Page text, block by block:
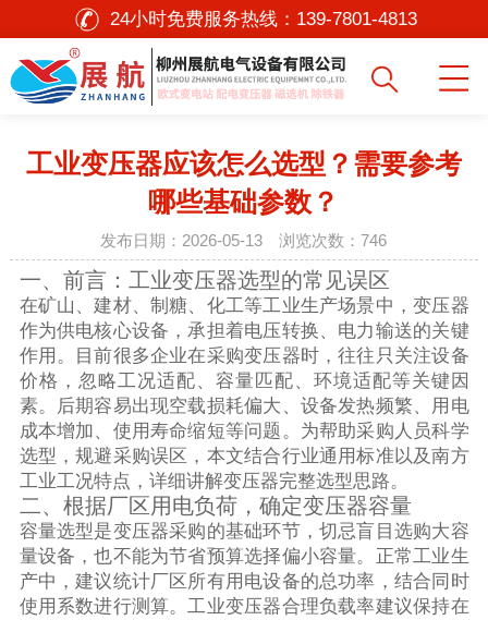
24小时免费服务热线： 139-7801-4813
工业变压器应该怎么选型？需要参考
哪些基础参数？
发布日期：2026-05-13 浏览次数：746
一、前言：工业变压器选型的常见误区
在矿山、建材、制糖、化工等工业生产场景中，变压器
作为供电核心设备，承担着电压转换、电力输送的关键
作用。目前很多企业在采购变压器时，往往只关注设备
价格，忽略工况适配、容量匹配、环境适配等关键因
素。后期容易出现空载损耗偏大、设备发热频繁、用电
成本增加、使用寿命缩短等问题。为帮助采购人员科学
选型，规避采购误区，本文结合行业通用标准以及南方
工业工况特点，详细讲解变压器完整选型思路。
二、根据厂区用电负荷，确定变压器容量
容量选型是变压器采购的基础环节，切忌盲目选购大容
量设备，也不能为节省预算选择偏小容量。正常工业生
产中，建议统计厂区所有用电设备的总功率，结合同时
使用系数进行测算。工业变压器合理负载率建议保持在